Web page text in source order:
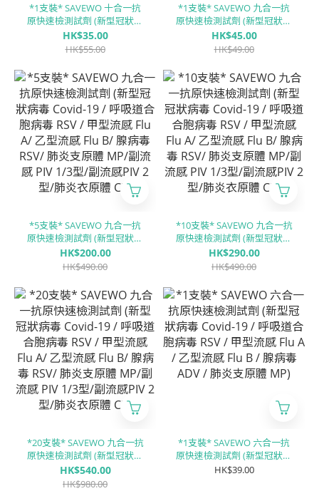
*1支裝* SAVEWO 十合一抗
原快速檢測試劑 (新型冠狀病
毒(Covid-19) / 人類偏肺病毒
/ 肺炎支原體 / 合胞病毒 / 腺
型 / 甲型流感 / ⼄型流感 / 禽
流感)
HK$35.00
HK$55.00
*1支裝* SAVEWO 九合一抗
原快速檢測試劑 (新型冠狀病
毒 Covid-19 / 呼吸道合胞病
毒 RSV / 甲型流感 Flu A/ ⼄型
支原體 MP/副流感 PIV 1/3型/
副流感PIV 2型/肺炎衣原體
CP)
HK$45.00
HK$49.00
*5支裝* SAVEWO 九合一抗
原快速檢測試劑 (新型冠狀病
毒 Covid-19 / 呼吸道合胞病
毒 RSV / 甲型流感 Flu A/ ⼄型
支原體 MP/副流感 PIV 1/3型/
副流感PIV 2型/肺炎衣原體
CP)
HK$200.00
HK$490.00
*10支裝* SAVEWO 九合一抗
原快速檢測試劑 (新型冠狀病
毒 Covid-19 / 呼吸道合胞病
毒 RSV / 甲型流感 Flu A/ ⼄型
支原體 MP/副流感 PIV 1/3型/
副流感PIV 2型/肺炎衣原體
CP)
HK$290.00
HK$490.00
*20支裝* SAVEWO 九合一抗
原快速檢測試劑 (新型冠狀病
毒 Covid-19 / 呼吸道合胞病
毒 RSV / 甲型流感 Flu A/ ⼄型
HK$540.00
HK$980.00
*1支裝* SAVEWO 六合一抗
原快速檢測試劑 (新型冠狀病
毒 Covid-19 / 呼吸道合胞病
HK$39.00